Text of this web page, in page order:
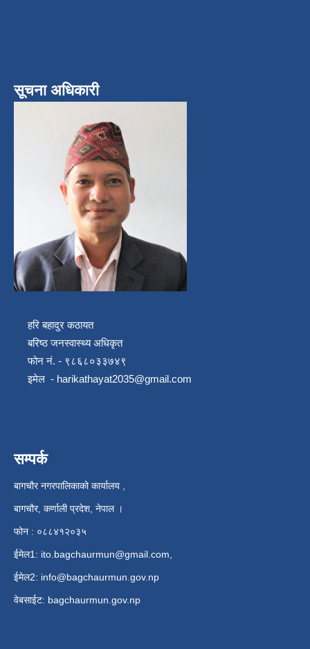
सूचना अधिकारी
हरि बहादुर कठायत
बरिष्ठ जनस्वास्थ्य अधिकृत
फोन नं. - ९८६८०३३७४९
इमेल - harikathayat2035@gmail.com
सम्पर्क
बागचौर नगरपालिकाको कार्यालय ,
बागचौर, कर्णाली प्रदेश, नेपाल ।
फोन : ०८८४१२०३५
ईमेल1: ito.bagchaurmun@gmail.com
ईमेल2: info@bagchaurmun.gov.np
वे‍बसाईट: bagchaurmun.gov.np